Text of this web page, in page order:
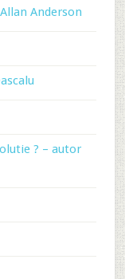
Anderson
? – autor